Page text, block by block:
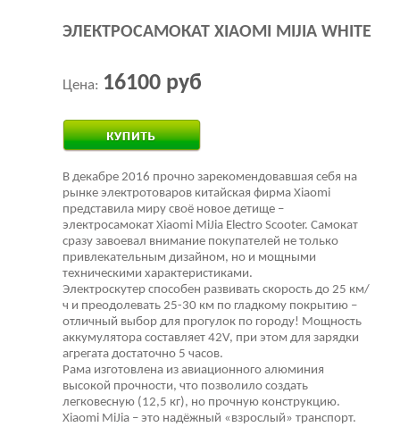
ЭЛЕКТРОСАМОКАТ XIAOMI MIJIA WHITE
Цена: 16100 руб
В декабре 2016 прочно зарекомендовавшая себя на
рынке электротоваров китайская фирма Xiaomi
представила миру своё новое детище –
электросамокат Xiaomi MiJia Electro Scooter. Самокат
сразу завоевал внимание покупателей не только
привлекательным дизайном, но и мощными
техническими характеристиками.
Электроскутер способен развивать скорость до 25 км/
ч и преодолевать 25-30 км по гладкому покрытию –
отличный выбор для прогулок по городу! Мощность
аккумулятора составляет 42V, при этом для зарядки
агрегата достаточно 5 часов.
Рама изготовлена из авиационного алюминия
высокой прочности, что позволило создать
легковесную (12,5 кг), но прочную конструкцию.
Xiaomi MiJia – это надёжный «взрослый» транспорт.